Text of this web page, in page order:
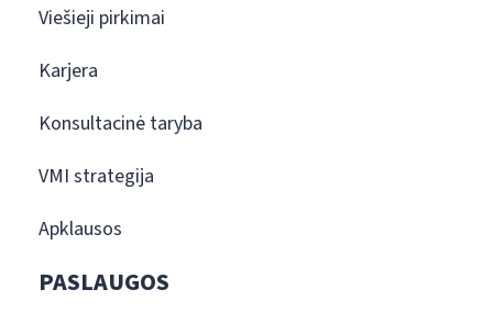
Viešieji pirkimai
Karjera
Konsultacinė taryba
VMI strategija
Apklausos
PASLAUGOS